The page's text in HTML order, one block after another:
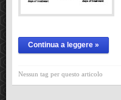
Continua a leggere »
Nessun tag per questo articolo